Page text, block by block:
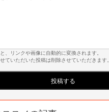
、リンクや画像に自動的に変換されます。
ていただいた投稿は削除させていただきます。